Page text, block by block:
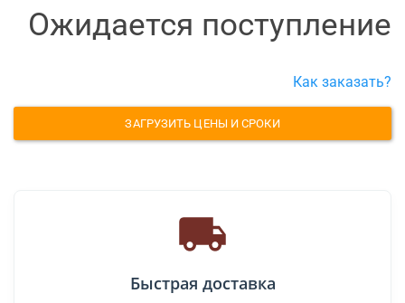
Ожидается поступление
Как заказать?
ЗАГРУЗИТЬ ЦЕНЫ И СРОКИ
Быстрая доставка